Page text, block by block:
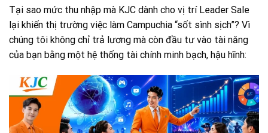
Tại sao mức thu nhập mà KJC dành cho vị trí Leader Sale
lại khiến thị trường việc làm Campuchia “sốt sình sịch”? Vì
chúng tôi không chỉ trả lương mà còn đầu tư vào tài năng
của bạn bằng một hệ thống tài chính minh bạch, hậu hĩnh: